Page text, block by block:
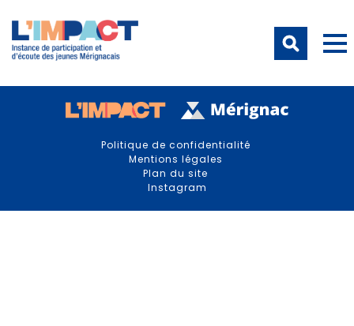
Politique de confidentialité
Mentions légales
Plan du site
Instagram